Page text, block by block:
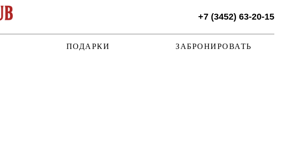
+7 (3452) 63-20-15
ПОДАРКИ ЗАБРОНИРОВАТЬ